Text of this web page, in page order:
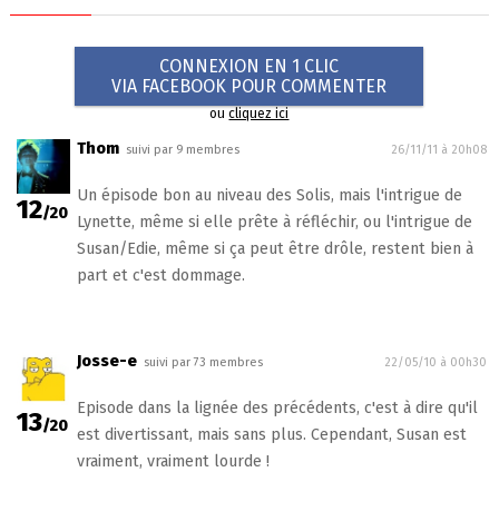
CONNEXION EN 1 CLIC
VIA FACEBOOK POUR COMMENTER
oucliquez ici
12/20
Thom suivi par 9 membres 26/11/11 à 20h08
Un épisode bon au niveau des Solis, mais l'intrigue de
Lynette, même si elle prête à réfléchir, ou l'intrigue de
Susan/Edie, même si ça peut être drôle, restent bien à
part et c'est dommage.
13/20
Josse-e suivi par 73 membres 22/05/10 à 00h30
Episode dans la lignée des précédents, c'est à dire qu'il
est divertissant, mais sans plus. Cependant, Susan est
vraiment, vraiment lourde !